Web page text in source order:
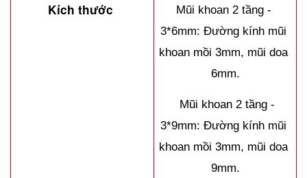
Kích thước
Mũi khoan 2 tầng -
3*6mm: Đường kính mũi
khoan mồi 3mm, mũi doa
6mm.
Mũi khoan 2 tầng -
3*9mm: Đường kính mũi
khoan mồi 3mm, mũi doa
9mm.